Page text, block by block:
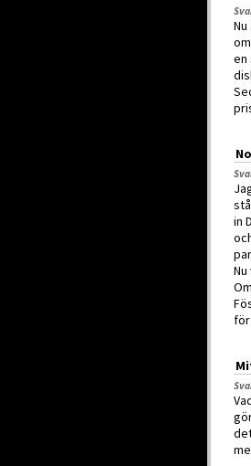
en
in
för